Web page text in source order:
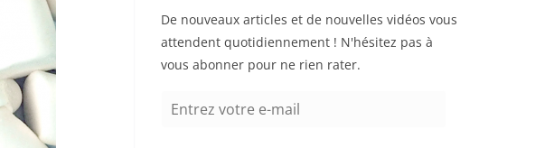
De nouveaux articles et de nouvelles vidéos vous
attendent quotidiennement ! N'hésitez pas à
vous abonner pour ne rien rater.